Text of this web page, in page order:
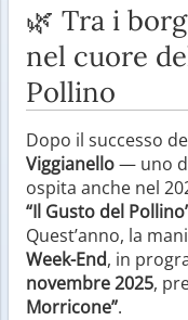
🌿 Tra i
nel cuore
Pollino
Dopo il successo
Viggianello— uno
ospita anche nel
“Il Gusto del
Quest’anno, la
Week-End, in
novembre 2025,
Morricone”.